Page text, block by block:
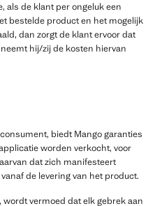
als de klant per ongeluk een
bestelde product en het mogelijk
dan zorgt de klant ervoor dat
hij/zij de kosten hiervan
biedt Mango garanties
worden verkocht, voor
dat zich manifesteert
de levering van het product.
vermoed dat elk gebrek aan